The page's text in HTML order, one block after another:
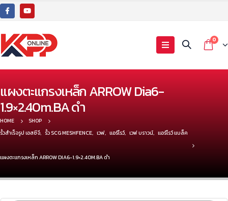
0
แผงตะแกรงเหล็ก ARROW Dia6-
1.9×2.40m.BA ดำ
HOME
SHOP
รั้วสำเร็จรูป เอสซีจี, รั้ว SCG MESHFENCE, เวฟ, แอร์โรว์, เวฟ บราวน์, แอร์โรว์ แบล็ค
แผงตะแกรงเหล็ก ARROW DIA6-1.9×2.40M.BA ดำ